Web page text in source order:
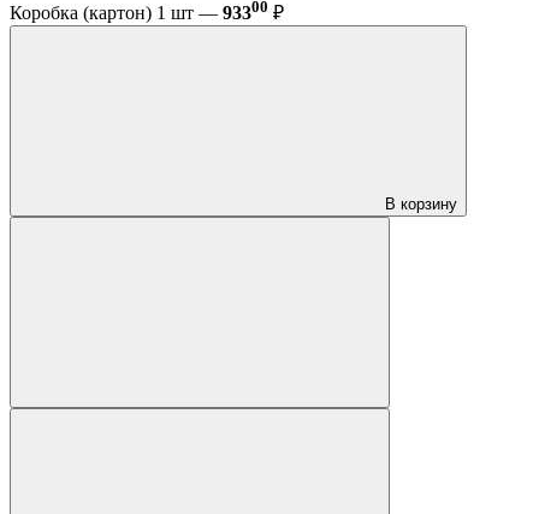
Коробка (картон) 1 шт — 93300 ₽
В корзину